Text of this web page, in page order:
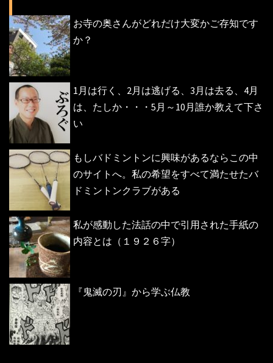
お寺の奥さんがどれだけ大変かご存知です
か？
1月は行く、2月は逃げる、3月は去る、4月
は、たしか・・・5月～10月誰か教えて下さ
い
もしバドミントンに興味があるならこの中
のサイトへ。私の希望をすべて満たせたバ
ドミントンクラブがある
私が感動した法話の中で引用された手紙の
内容とは（１９２６字）
『鬼滅の刃』から学ぶ仏教